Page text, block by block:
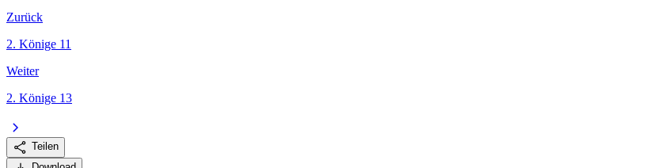
Zurück
2. Könige 11
Weiter
2. Könige 13
chevron_right
share Teilen